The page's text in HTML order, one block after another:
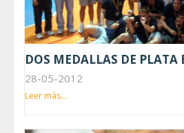
DOS MEDALLAS DE PLATA
28-05-2012
Leer más...